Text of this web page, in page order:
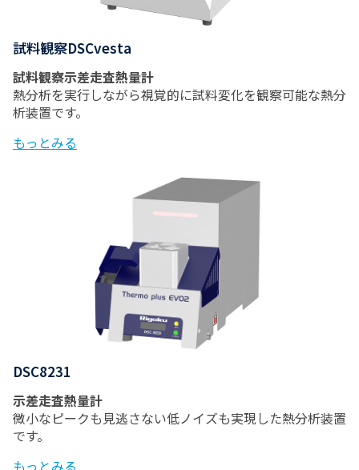
試料観察DSCvesta
試料観察示差走査熱量計
熱分析を実行しながら視覚的に試料変化を観察可能な熱分
析装置です。
もっとみる
DSC8231
示差走査熱量計
微小なピークも見逃さない低ノイズも実現した熱分析装置
です。
もっとみる